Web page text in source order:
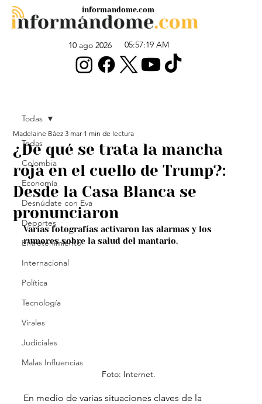
10 ago 2026 05:57:19 AM
informandome.com
Todas
Colombia
Economía
Desnúdate con Eva
Deportes
Entretenimiento
Internacional
Política
Tecnología
Virales
Judiciales
Malas Influencias
Todas
¿De qué se trata la mancha
roja en el cuello de Trump?:
Desde la Casa Blanca se
pronunciaron
Madelaine Báez 3 mar 1 min de lectura
Varias fotografías activaron las alarmas y los
rumores sobre la salud del mantario.
Foto: Internet.
En medio de varias situaciones claves de la